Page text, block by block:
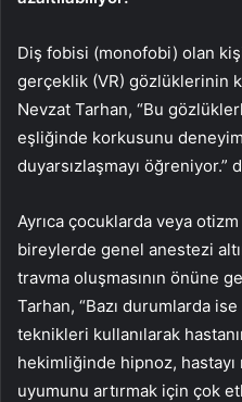
Diş fobisi (monofobi) olan
gerçeklik (VR) gözlüklerinin
Nevzat Tarhan, “Bu
eşliğinde korkusunu
duyarsızlaşmayı öğreniyor.”
Ayrıca çocuklarda veya
bireylerde genel anestezi
travma oluşmasının önüne
Tarhan, “Bazı durumlarda
teknikleri kullanılarak
hekimliğinde hipnoz,
uyumunu artırmak için çok